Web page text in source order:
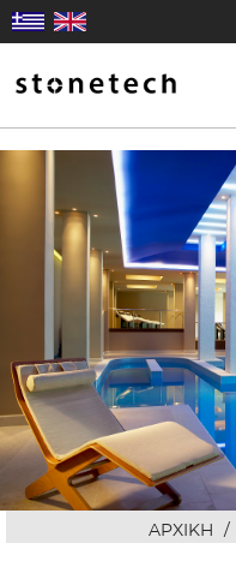
Η ΕΤΑΙΡΕΙΑ
ΥΠΗΡΕΣΙΕΣ
ΛΑΤΟΜΕΙΑ
ΑΝΤΙΠΡΟΣΩΠΕΙΕΣ
ΠΡΟΪΟΝΤΑ
ΕΡΓΑ
ΑΡΧΙΚΗ /